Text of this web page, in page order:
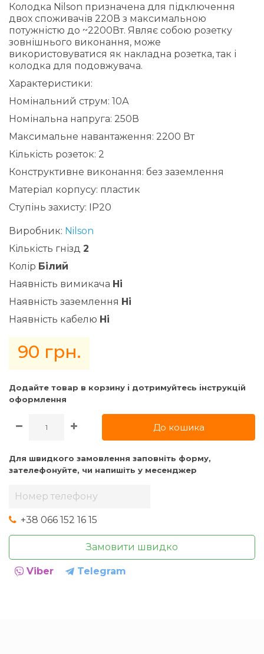
Колодка Nilson призначена для підключення
двох споживачів 220В з максимальною
потужністю до ~2200Вт. Являє собою розетку
зовнішнього виконання, може
використовуватися як накладна розетка, так і
колодка для подовжувача.
Характеристики:
Номінальний струм: 10А
Номінальна напруга: 250В
Максимальне навантаження: 2200 Вт
Кількість розеток: 2
Конструктивне виконання: без заземлення
Матеріал корпусу: пластик
Ступінь захисту: IP20
Виробник: Nilson
Кількість гнізд 2
Колір Білий
Наявність вимикача Ні
Наявність заземлення Ні
Наявність кабелю Ні
90 грн.
Додайте товар в корзину i дотримуйтесь iнструкцiй
оформлення
До кошика
Для швидкого замовлення заповніть форму,
зателефонуйте, чи напишіть у месенджер
+38 066 152 16 15
Замовити швидко
Viber Telegram